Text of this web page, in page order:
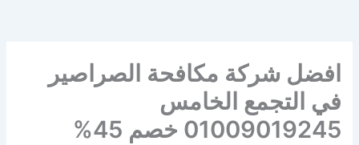
افضل شركة مكافحة الصراصير
في التجمع الخامس
01009019245 خصم 45%